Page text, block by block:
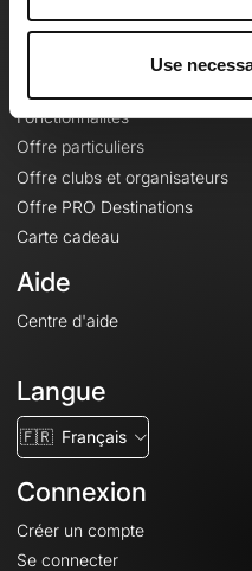
Use
Fonctionnalités
Offre particuliers
Offre clubs et organisateurs
Offre PRO Destinations
Carte cadeau
Aide
Centre d'aide
Langue
🇫🇷 Français
Connexion
Créer un compte
Se connecter